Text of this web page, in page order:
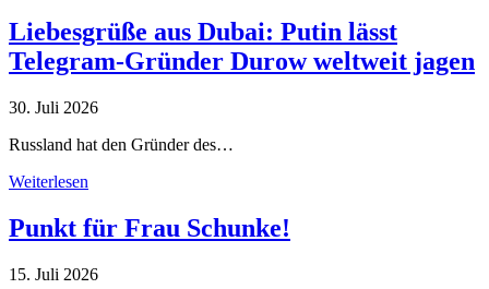
Liebesgrüße aus Dubai: Putin lässt
Telegram-Gründer Durow weltweit jagen
30. Juli 2026
Russland hat den Gründer des…
Weiterlesen
Punkt für Frau Schunke!
15. Juli 2026